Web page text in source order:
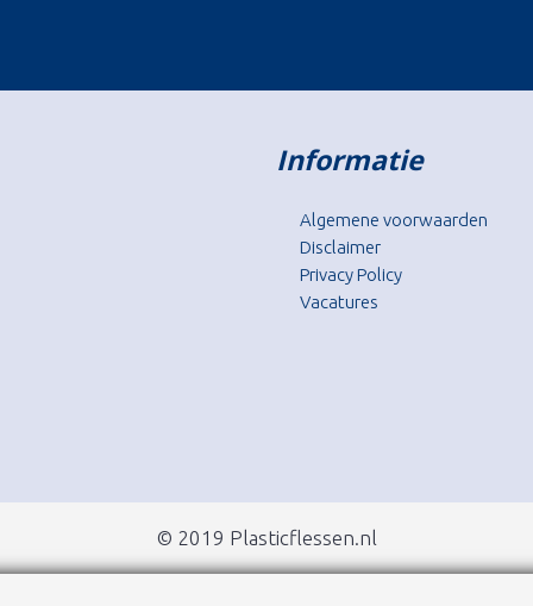
Informatie
Algemene voorwaarden
Disclaimer
Privacy Policy
Vacatures
© 2019 Plasticflessen.nl